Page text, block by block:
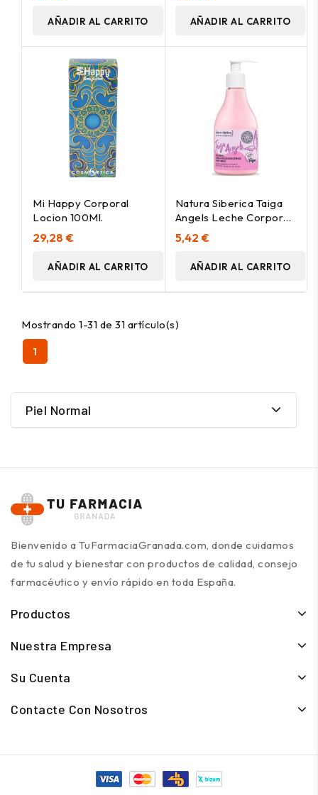
AÑADIR AL CARRITO AÑADIR AL CARRITO
Mi Happy Corporal
Locion 100Ml.
29,28 €
AÑADIR AL CARRITO
Natura Siberica Taiga
Angels Leche Corporal
Ultrahidratante 260Ml
5,42 €
AÑADIR AL CARRITO
Mostrando 1-31 de 31 artículo(s)
1
Piel Normal
Bienvenido a TuFarmaciaGranada.com, donde cuidamos
de tu salud y bienestar con productos de calidad, consejo
farmacéutico y envío rápido en toda España.
Productos
Nuestra Empresa
Su Cuenta
Contacte Con Nosotros